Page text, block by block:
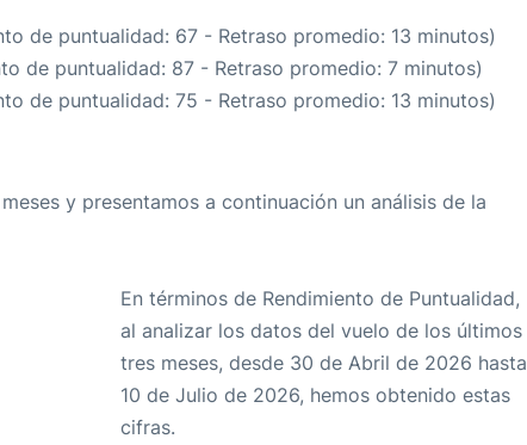
de puntualidad: 67 - Retraso promedio: 13 minutos)
de puntualidad: 87 - Retraso promedio: 7 minutos)
de puntualidad: 75 - Retraso promedio: 13 minutos)
y presentamos a continuación un análisis de la
En términos de Rendimiento de Puntualidad,
al analizar los datos del vuelo de los últimos
tres meses, desde 30 de Abril de 2026 hasta
10 de Julio de 2026, hemos obtenido estas
cifras.